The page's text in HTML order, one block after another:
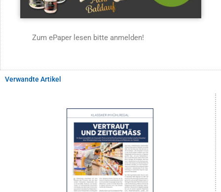
Zum ePaper lesen bitte anmelden!
Verwandte Artikel